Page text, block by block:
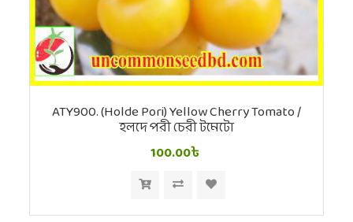
ATY900. (Holde Pori) Yellow Cherry Tomato /
হলদে পরী চেরী টমেটো
100.00৳